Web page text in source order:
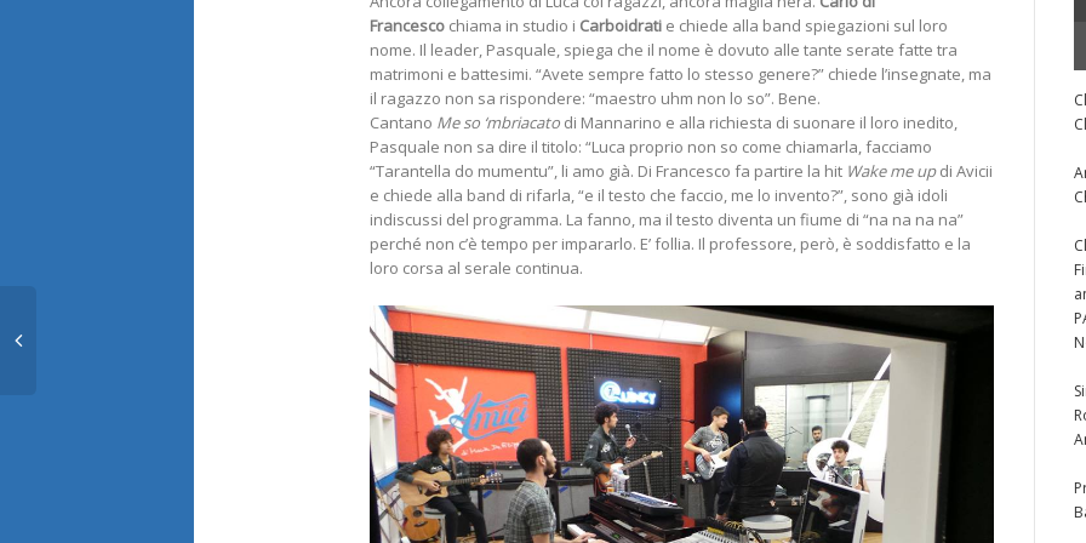
Francesco chiama in studio i Carboidrati e chiede alla band spiegazioni sul loro
nome. Il leader, Pasquale, spiega che il nome è dovuto alle tante serate fatte tra
matrimoni e battesimi. “Avete sempre fatto lo stesso genere?” chiede l’insegnate, ma
il ragazzo non sa rispondere: “maestro uhm non lo so”. Bene.
Cantano Me so ‘mbriacato di Mannarino e alla richiesta di suonare il loro inedito,
Pasquale non sa dire il titolo: “Luca proprio non so come chiamarla, facciamo
“Tarantella do mumentu”, li amo già. Di Francesco fa partire la hit Wake me updi Avicii
e chiede alla band di rifarla, “e il testo che faccio, me lo invento?”, sono già idoli
indiscussi del programma. La fanno, ma il testo diventa un fiume di “na na na na”
perché non c’è tempo per impararlo. E’ follia. Il professore, però, è soddisfatto e la
loro corsa al serale continua.